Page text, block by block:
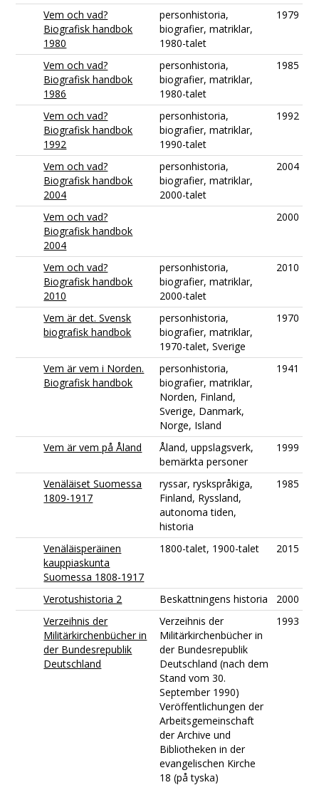
Vem och vad?
Biografisk handbok
1980
personhistoria,
biografier, matriklar,
1980-talet
1979
Vem och vad?
Biografisk handbok
1986
personhistoria,
biografier, matriklar,
1980-talet
1985
Vem och vad?
Biografisk handbok
1992
personhistoria,
biografier, matriklar,
1990-talet
1992
Vem och vad?
Biografisk handbok
2004
personhistoria,
biografier, matriklar,
2000-talet
2004
Vem och vad?
Biografisk handbok
2004
2000
Vem och vad?
Biografisk handbok
2010
personhistoria,
biografier, matriklar,
2000-talet
2010
Vem är det. Svensk
biografisk handbok
personhistoria,
biografier, matriklar,
1970-talet, Sverige
1970
Vem är vem i Norden.
Biografisk handbok
personhistoria,
biografier, matriklar,
Norden, Finland,
Sverige, Danmark,
Norge, Island
1941
Vem är vem på Åland
Åland, uppslagsverk,
bemärkta personer
1999
Venäläiset Suomessa
1809-1917
ryssar, ryskspråkiga,
Finland, Ryssland,
autonoma tiden,
historia
1985
Venäläisperäinen
kauppiaskunta
Suomessa 1808-1917
1800-talet, 1900-talet 2015
Verotushistoria 2 Beskattningens historia
2000
Verzeihnis der
Militärkirchenbücher in
der Bundesrepublik
Deutschland
Verzeihnis der
Militärkirchenbücher in
der Bundesrepublik
Deutschland (nach dem
Stand vom 30.
September 1990)
Veröffentlichungen der
Arbeitsgemeinschaft
der Archive und
Bibliotheken in der
evangelischen Kirche
18 (på tyska)
1993